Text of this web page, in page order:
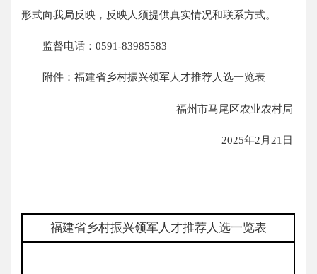
形式向我局反映，反映人须提供真实情况和联系方式。
监督电话：0591-83985583
附件：福建省乡村振兴领军人才推荐人选一览表
福州市马尾区农业农村局
2025年2月21日
福建省乡村振兴领军人才推荐人选一览表